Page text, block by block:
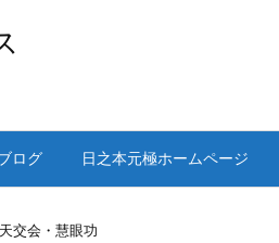
ログ 日之本元極ホームページ
交会・慧眼功